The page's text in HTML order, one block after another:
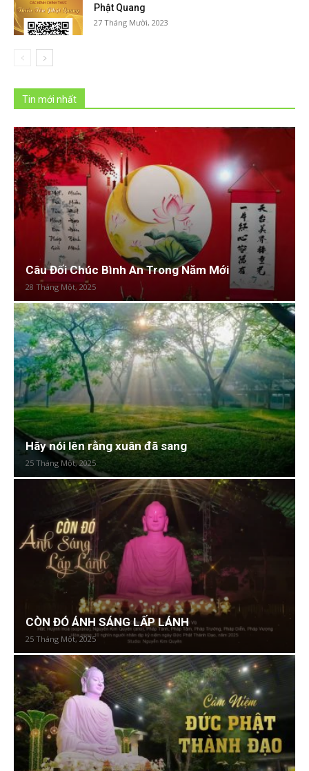
Phật Quang
27 Tháng Mười, 2023
Tin mới nhất
Câu Đối Chúc Bình An Trong Năm Mới
28 Tháng Một, 2025
Hãy nói lên rằng xuân đã sang
25 Tháng Một, 2025
CÒN ĐÓ ÁNH SÁNG LẤP LÁNH
25 Tháng Một, 2025